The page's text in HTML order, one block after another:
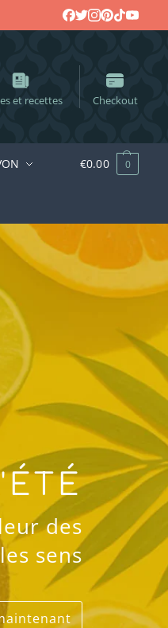
et recettes Checkout
€0.00 0
des
sens